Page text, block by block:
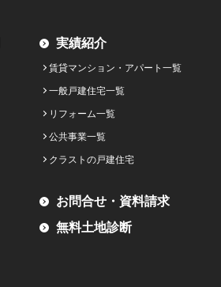
実績紹介
賃貸マンション・アパート一覧
一般戸建住宅一覧
リフォーム一覧
公共事業一覧
クラストの戸建住宅
お問合せ・資料請求
無料土地診断